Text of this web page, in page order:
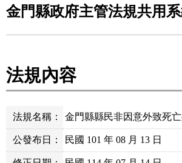
金門縣政府主管法規共用
法規內容
法規名稱： 金門縣縣民非因意外致死
公發布日： 民國 101 年 08 月 13 日